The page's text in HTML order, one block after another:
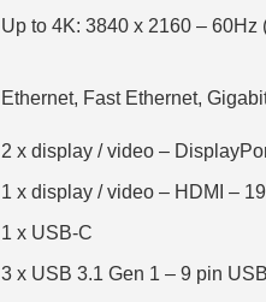
Up to 4K: 3840 x 2160 – 60Hz
Ethernet, Fast Ethernet,
2 x display / video –
1 x display / video – HDMI –
1 x USB-C
3 x USB 3.1 Gen 1 – 9 pin